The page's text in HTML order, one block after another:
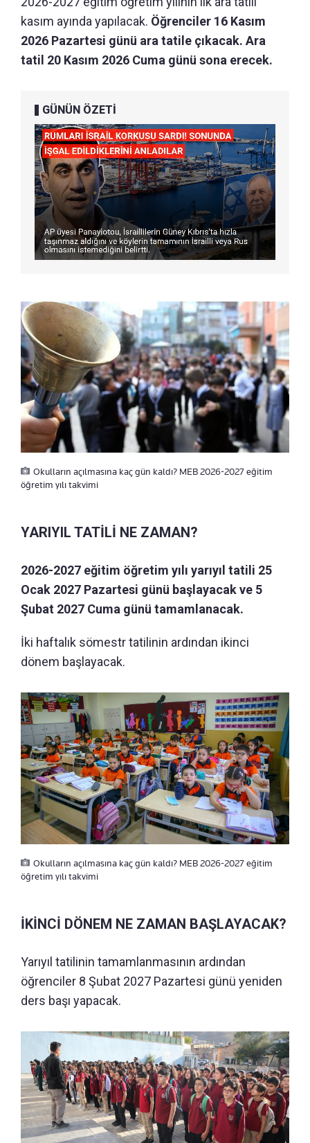
kasım ayında yapılacak. Öğrenciler 16 Kasım
2026 Pazartesi günü ara tatile çıkacak. Ara
tatil 20 Kasım 2026 Cuma günü sona erecek.
GÜNÜN ÖZETİ
Okulların açılmasına kaç gün kaldı? MEB 2026-2027 eğitim
öğretim yılı takvimi
YARIYIL TATİLİ NE ZAMAN?
2026-2027 eğitim öğretim yılı yarıyıl tatili 25
Ocak 2027 Pazartesi günü başlayacak ve 5
Şubat 2027 Cuma günü tamamlanacak.
İki haftalık sömestr tatilinin ardından ikinci
dönem başlayacak.
Okulların açılmasına kaç gün kaldı? MEB 2026-2027 eğitim
öğretim yılı takvimi
İKİNCİ DÖNEM NE ZAMAN BAŞLAYACAK?
Yarıyıl tatilinin tamamlanmasının ardından
öğrenciler 8 Şubat 2027 Pazartesi günü yeniden
ders başı yapacak.